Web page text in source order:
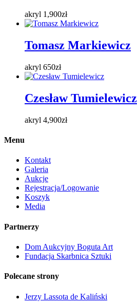
akryl 1,900zł
Tomasz Markiewicz
akryl 650zł
Czesław Tumielewicz
akryl 4,900zł
Menu
Kontakt
Galeria
Aukcje
Rejestracja/Logowanie
Koszyk
Media
Partnerzy
Dom Aukcyjny Boguta Art
Fundacja Skarbnica Sztuki
Polecane strony
Jerzy Lassota de Kaliński